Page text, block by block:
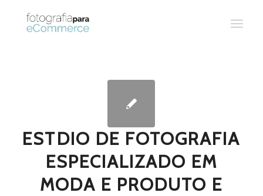
ESTDIO DE FOTOGRAFIA
ESPECIALIZADO EM
MODA E PRODUTO E